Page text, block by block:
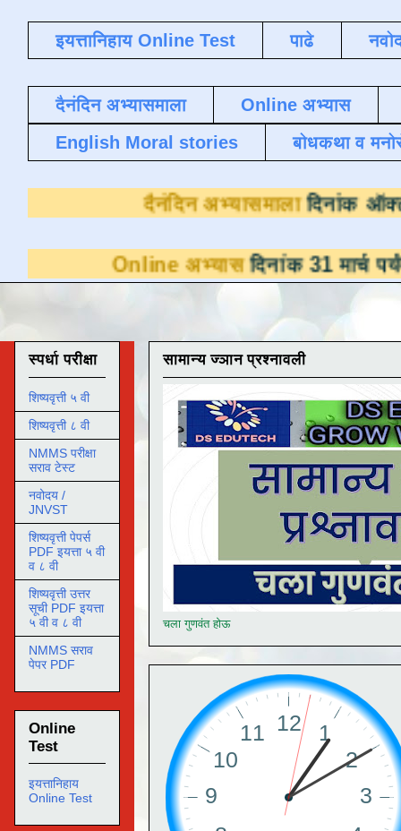
इयत्तानिहाय Online Test पाढे
दैनंदिन अभ्यासमाला
Online अभ्यास
English Moral stories
बोधकथा व
दैनंदिन
अभ्यासदिनांक 31 मार्च पर्यंत
सामान्य ज्ञान प्रश्नावली
चला गुणवंत होऊ
स्पर्धा परीक्षा
शिष्यवृत्ती ५ वी
शिष्यवृत्ती ८ वी
NMMS परीक्षा
सराव टेस्ट
नवोदय /
JNVST
शिष्यवृत्ती पेपर्स
PDF इयत्ता ५ वी
व ८ वी
शिष्यवृत्ती उत्तर
सूची PDF इयत्ता
५ वी व ८ वी
NMMS सराव
पेपर PDF
Online
Test
इयत्तानिहाय
Online Test